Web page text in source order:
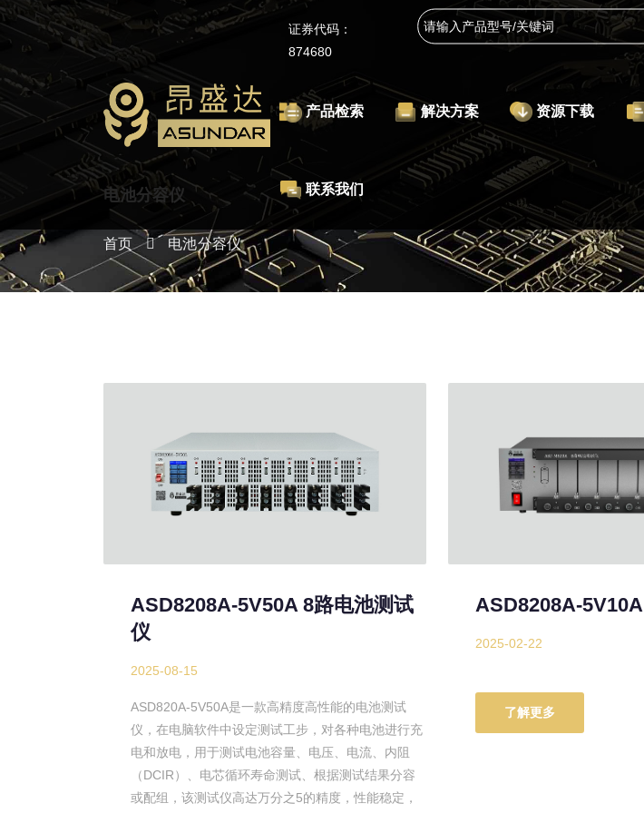
证券代码：
874680
产品检索 解决方案 资源下载
联系我们
电池分容仪
首页 电池分容仪
ASD8208A-5V50A 8路电池测试
仪
2025-08-15
ASD820A-5V50A是一款高精度高性能的电池测试
仪，在电脑软件中设定测试工步，对各种电池进行充
电和放电，用于测试电池容量、电压、电流、内阻
（DCIR）、电芯循环寿命测试、根据测试结果分容
或配组，该测试仪高达万分之5的精度，性能稳定，
ASD8208A-5V10A
2025-02-22
了解更多